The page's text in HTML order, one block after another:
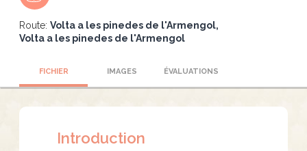
Route: Volta a les pinedes de l'Armengol
Volta a les pinedes de l'Armengol
FICHIER IMAGES ÉVALUATIONS
Introduction